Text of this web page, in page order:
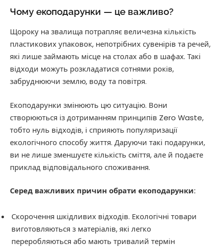
Чому екоподарунки — це важливо?
Щороку на звалища потрапляє величезна кількість
пластикових упаковок, непотрібних сувенірів та речей,
які лише займають місце на столах або в шафах. Такі
відходи можуть розкладатися сотнями років,
забруднюючи землю, воду та повітря.
Екоподарунки змінюють цю ситуацію. Вони
створюються із дотриманням принципів Zero Waste,
тобто нуль відходів, і сприяють популяризації
екологічного способу життя. Даруючи такі подарунки,
ви не лише зменшуєте кількість сміття, але й подаєте
приклад відповідального споживання.
Серед важливих причин обрати екоподарунки:
Скорочення шкідливих відходів. Екологічні товари
виготовляються з матеріалів, які легко
переробляються або мають тривалий термін